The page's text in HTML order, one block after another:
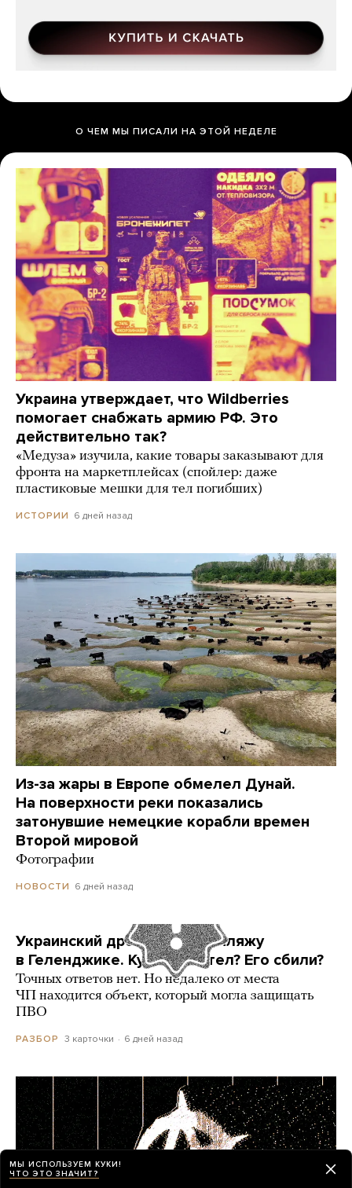
О ЧЕМ МЫ ПИСАЛИ НА ЭТОЙ НЕДЕЛЕ
Украина утверждает, что Wildberries
помогает снабжать армию РФ. Это
действительно так?
«Медуза» изучила, какие товары заказывают для
фронта на маркетплейсах (спойлер: даже
пластиковые мешки для тел погибших)
ИСТОРИИ 6 дней назад
Из-за жары в Европе обмелел Дунай.
На поверхности реки показались
затонувшие немецкие корабли времен
Второй мировой
Фотографии
НОВОСТИ 6 дней назад
Украинский дрон попал по пляжу
в Геленджике. Куда он летел? Его сбили?
Точных ответов нет. Но недалеко от места
ЧП находится объект, который могла защищать
ПВО
РАЗБОР 3 карточки 6 дней назад
МЫ ИСПОЛЬЗУЕМ КУКИ!
ЧТО ЭТО ЗНАЧИТ?